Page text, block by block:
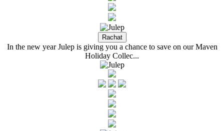
In the new year Julep is giving you a chance to save on our Maven
Holiday Collec...